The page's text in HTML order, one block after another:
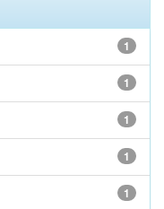
1
1
1
1
1